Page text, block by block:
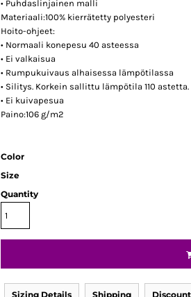
• Puhdaslinjainen malli
Materiaali:100% kierrätetty polyesteri
Hoito-ohjeet:
• Normaali konepesu 40 asteessa
• Ei valkaisua
• Rumpukuivaus alhaisessa lämpötilassa
• Silitys. Korkein sallittu lämpötila 110 astetta.
• Ei kuivapesua
Paino:106 g/m2
Color
Size
Quantity
Sizing Details Shipping